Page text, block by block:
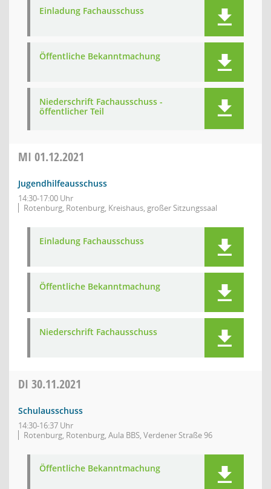
Einladung Fachausschuss
Öffentliche Bekanntmachung
Niederschrift Fachausschuss -
öffentlicher Teil
MI 01.12.2021
Jugendhilfeausschuss
14:30-17:00 Uhr
Rotenburg, Rotenburg, Kreishaus, großer Sitzungssaal
Einladung Fachausschuss
Öffentliche Bekanntmachung
Niederschrift Fachausschuss
DI 30.11.2021
Schulausschuss
14:30-16:37 Uhr
Rotenburg, Rotenburg, Aula BBS, Verdener Straße 96
Öffentliche Bekanntmachung